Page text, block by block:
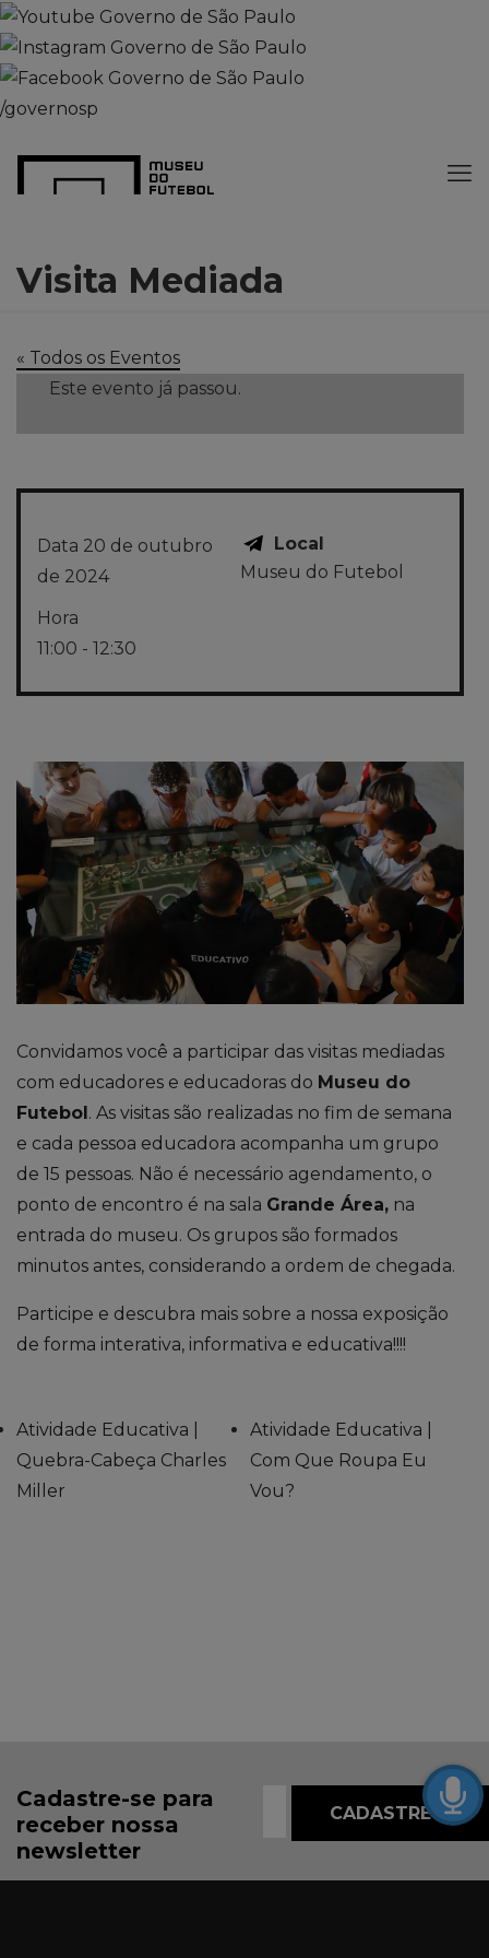
/governosp
Visita Mediada
« Todos os Eventos
Este evento já passou.
Convidamos você a participar das visitas mediadas
com educadores e educadoras do Museu do
Futebol . As visitas são realizadas no fim de semana
e cada pessoa educadora acompanha um grupo
de 15 pessoas. Não é necessário agendamento, o
ponto de encontro é na sala Grande Área, na
entrada do museu. Os grupos são formados
minutos antes, considerando a ordem de chegada.
Participe e descubra mais sobre a nossa exposição
de forma interativa, informativa e educativa!!!!
Data 20 de outubro
de 2024
Hora
11:00 - 12:30
Local
Museu do Futebol
Atividade Educativa |
Quebra-Cabeça Charles
Miller
Atividade Educativa |
Com Que Roupa Eu
Vou?
Cadastre-se para
receber nossa
newsletter